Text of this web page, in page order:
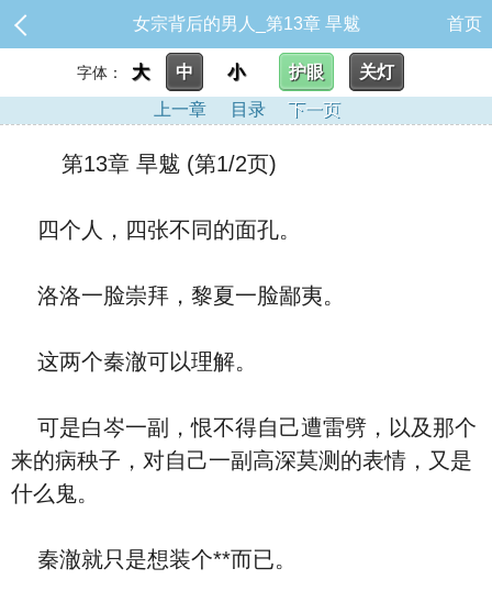
女宗背后的男人_第13章 旱魃 首页
字体： 大 中 小 护眼
关灯
上一章
目录 下一页
第13章 旱魃 (第1/2页)
四个人，四张不同的面孔。
洛洛一脸崇拜，黎夏一脸鄙夷。
这两个秦澈可以理解。
可是白岑一副，恨不得自己遭雷劈，以及那个
来的病秧子，对自己一副高深莫测的表情，又是
什么鬼。
秦澈就只是想装个**而已。